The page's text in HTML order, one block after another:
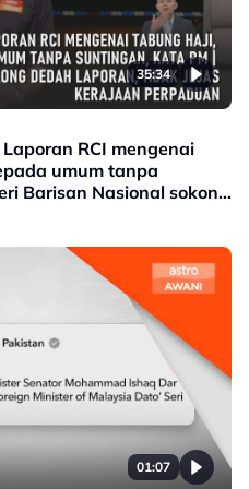
35:34
RCI mengenai
umum tanpa
Barisan Nasional sokong
Perpaduan |
01:07